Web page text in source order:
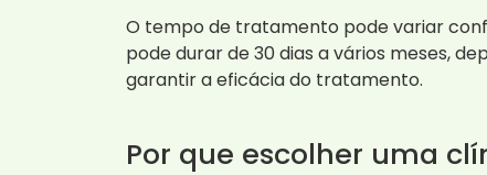
O tempo de tratamento pode variar
pode durar de 30 dias a vários meses,
garantir a eficácia do tratamento.
Por que escolher uma